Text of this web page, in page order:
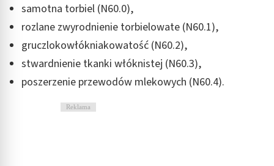
samotna torbiel (N60.0),
rozlane zwyrodnienie torbielowate (N60.1),
gruczlokowłókniakowatość (N60.2),
stwardnienie tkanki włóknistej (N60.3),
poszerzenie przewodów mlekowych (N60.4).
Reklama